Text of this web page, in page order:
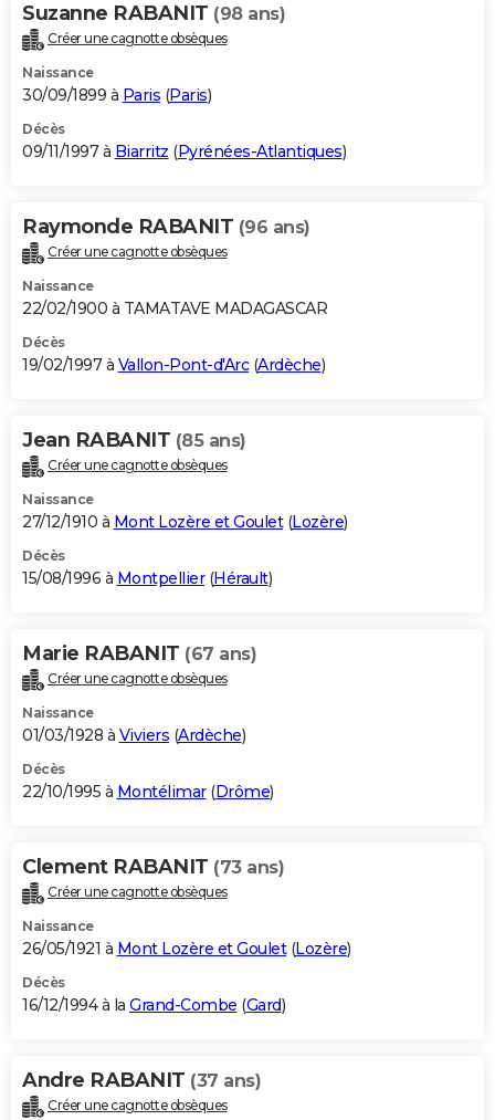
Suzanne RABANIT (98 ans)
Créer une cagnotte obsèques
Naissance
30/09/1899 à Paris (Paris)
Décès
09/11/1997 à Biarritz (Pyrénées-Atlantiques)
Raymonde RABANIT (96 ans)
Créer une cagnotte obsèques
Naissance
22/02/1900 à TAMATAVE MADAGASCAR
Décès
19/02/1997 à Vallon-Pont-d'Arc(Ardèche)
Jean RABANIT (85 ans)
Créer une cagnotte obsèques
Naissance
27/12/1910 à Mont Lozère et Goulet(Lozère)
Décès
15/08/1996 à Montpellier(Hérault)
Marie RABANIT (67 ans)
Créer une cagnotte obsèques
Naissance
01/03/1928 à Viviers (Ardèche)
Décès
22/10/1995 à Montélimar(Drôme)
Clement RABANIT (73 ans)
Créer une cagnotte obsèques
Naissance
26/05/1921 à Mont Lozère et Goulet(Lozère)
Décès
16/12/1994 à la Grand-Combe (Gard)
Andre RABANIT (37 ans)
Créer une cagnotte obsèques